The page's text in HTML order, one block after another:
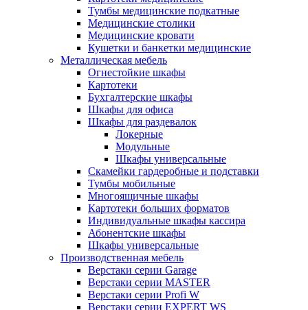
Тумбы медицинские подкатные
Медицинские столики
Медицинские кровати
Кушетки и банкетки медицинские
Металлическая мебель
Огнестойкие шкафы
Картотеки
Бухгалтерские шкафы
Шкафы для офиса
Шкафы для раздевалок
Локерные
Модульные
Шкафы универсальные
Скамейки гардеробные и подставки
Тумбы мобильные
Многоящичные шкафы
Картотеки больших форматов
Индивидуальные шкафы кассира
Абонентские шкафы
Шкафы универсальные
Производственная мебель
Верстаки серии Garage
Верстаки серии MASTER
Верстаки серии Profi W
Верстаки серии EXPERT WS